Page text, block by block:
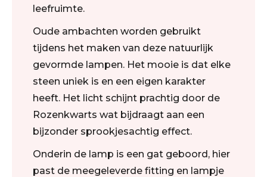
leefruimte.
Oude ambachten worden gebruikt
tijdens het maken van deze natuurlijk
gevormde lampen. Het mooie is dat elke
steen uniek is en een eigen karakter
heeft. Het licht schijnt prachtig door de
Rozenkwarts wat bijdraagt aan een
bijzonder sprookjesachtig effect.
Onderin de lamp is een gat geboord, hier
past de meegeleverde fitting en lampje